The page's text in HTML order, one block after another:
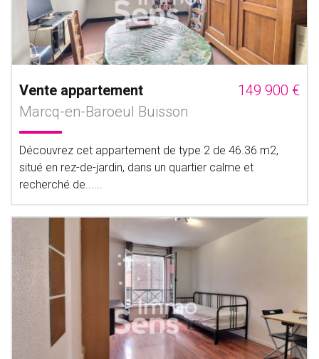
Vente appartement
149 900 €
Marcq-en-Baroeul Buisson
Découvrez cet appartement de type 2 de 46.36 m2,
situé en rez-de-jardin, dans un quartier calme et
recherché de......